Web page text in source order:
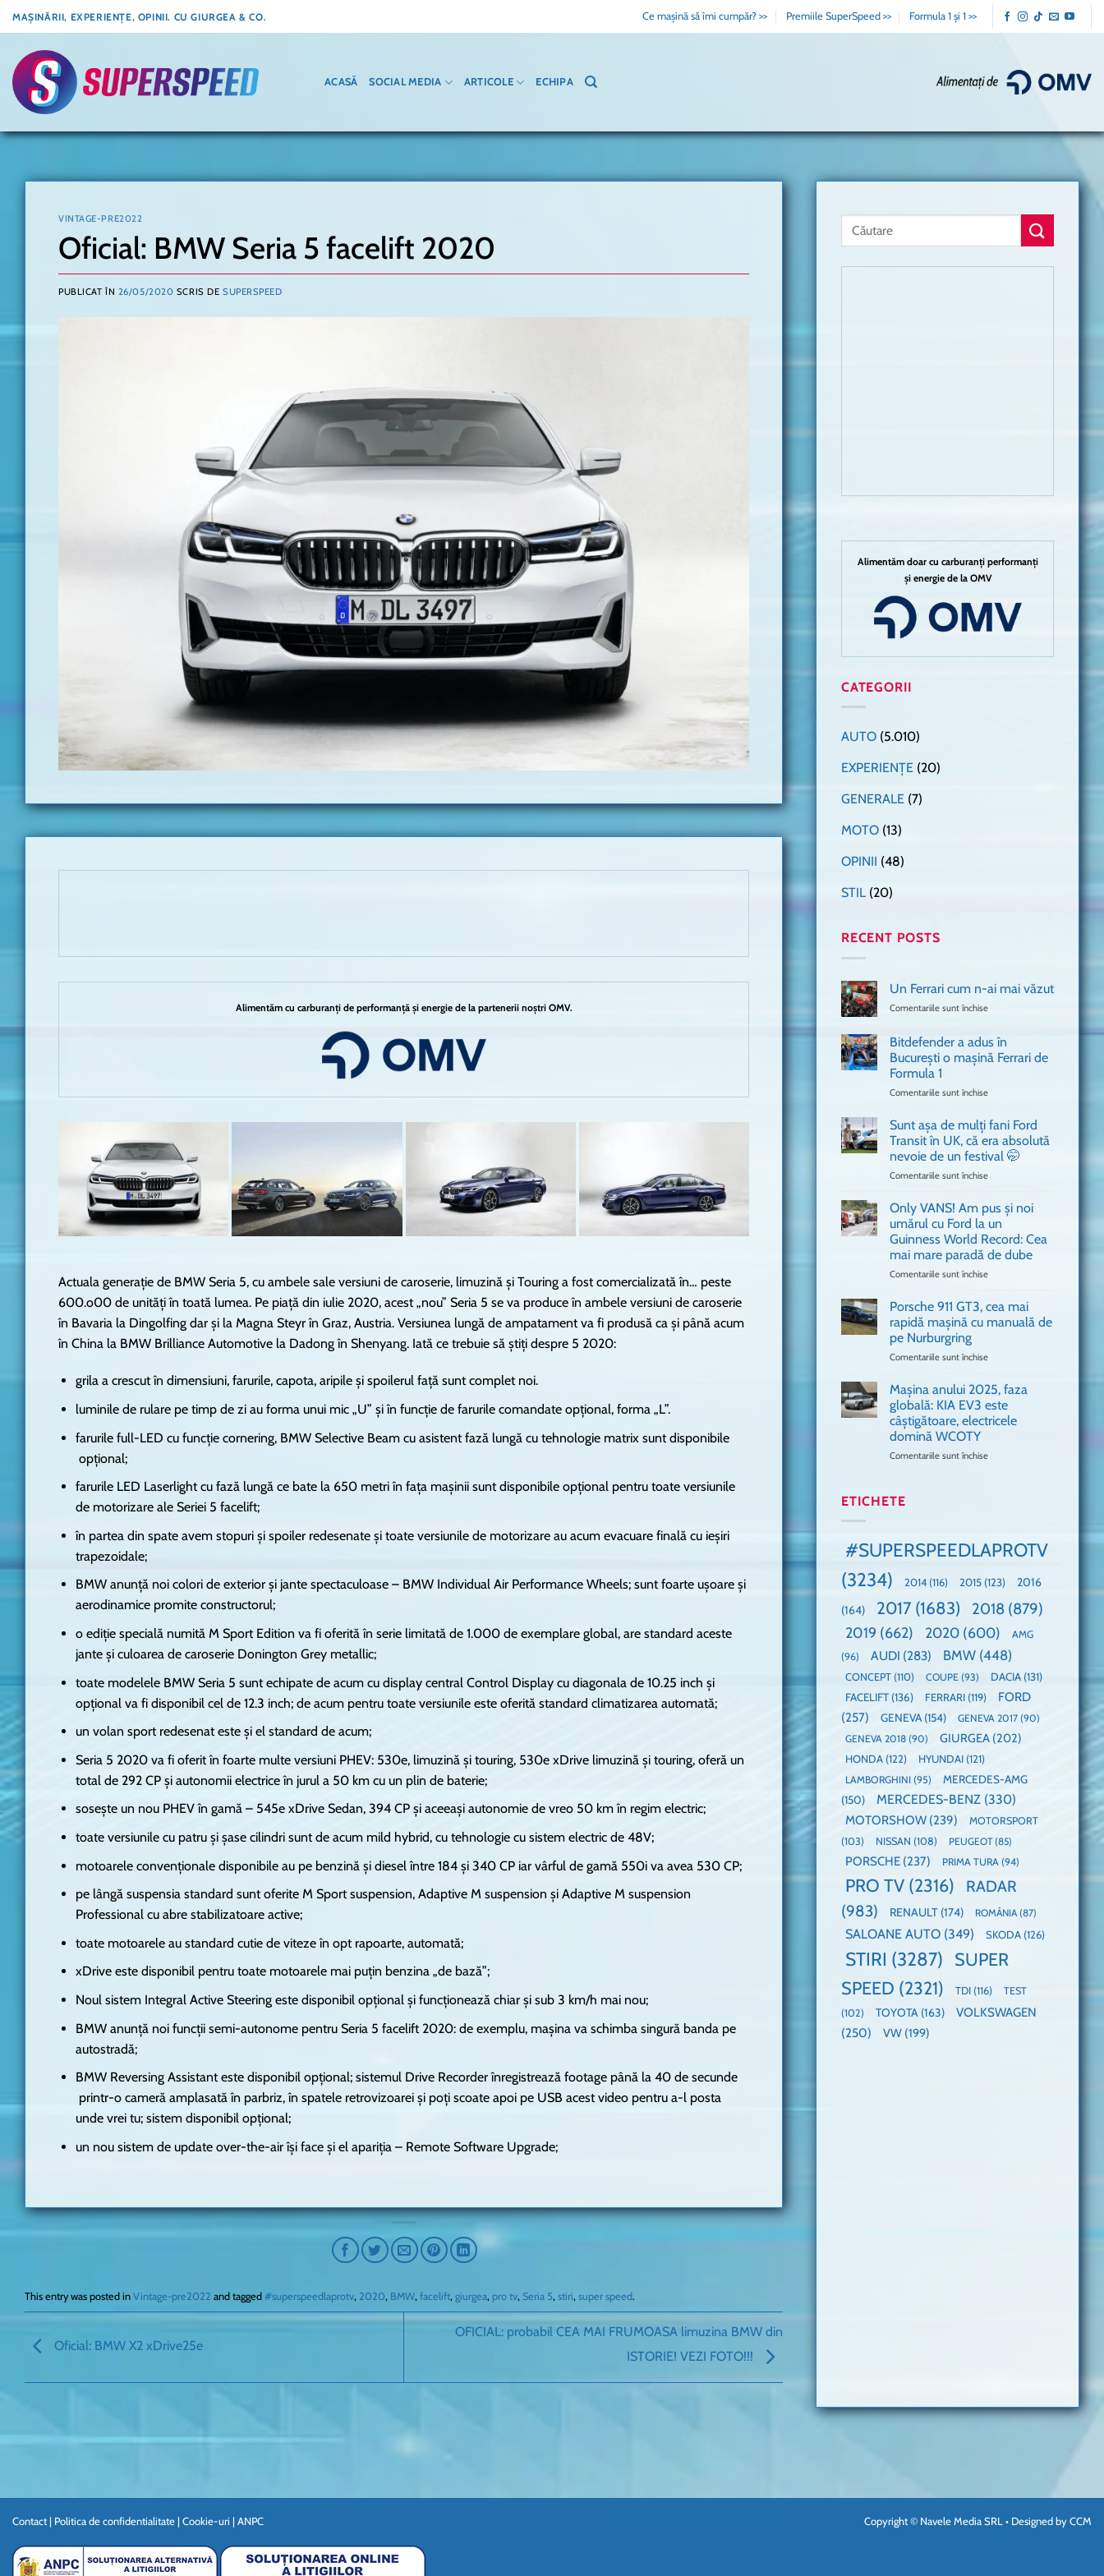
Skip
to
content
MAȘINĂRII, EXPERIENȚE, OPINII. CU GIURGEA & CO. Ce mașină să îmi cumpăr? >> Premiile SuperSpeed >> Formula 1 și 1 >>
ACASĂ SOCIAL MEDIA ARTICOLE ECHIPA
VINTAGE-PRE2022
Oficial: BMW Seria 5 facelift 2020
PUBLICAT ÎN 26/05/2020 SCRIS DE SUPERSPEED
Alimentăm cu carburanți de performanță și energie de la partenerii noștri OMV.
Actuala generație de BMW Seria 5, cu ambele sale versiuni de caroserie, limuzină și Touring a fost comercializată în… peste
600.o00 de unități în toată lumea. Pe piață din iulie 2020, acest „nou” Seria 5 se va produce în ambele versiuni de caroserie
în Bavaria la Dingolfing dar și la Magna Steyr în Graz, Austria. Versiunea lungă de ampatament va fi produsă ca și până acum
în China la BMW Brilliance Automotive la Dadong în Shenyang. Iată ce trebuie să știți despre 5 2020:
grila a crescut în dimensiuni, farurile, capota, aripile și spoilerul față sunt complet noi.
luminile de rulare pe timp de zi au forma unui mic „U” și în funcție de farurile comandate opțional, forma „L”.
farurile full-LED cu funcție cornering, BMW Selective Beam cu asistent fază lungă cu tehnologie matrix sunt disponibile
opțional;
farurile LED Laserlight cu fază lungă ce bate la 650 metri în fața mașinii sunt disponibile opțional pentru toate versiunile
de motorizare ale Seriei 5 facelift;
în partea din spate avem stopuri și spoiler redesenate și toate versiunile de motorizare au acum evacuare finală cu ieșiri
trapezoidale;
BMW anunță noi colori de exterior și jante spectaculoase – BMW Individual Air Performance Wheels; sunt foarte ușoare și
aerodinamice promite constructorul;
o ediție specială numită M Sport Edition va fi oferită în serie limitată de 1.000 de exemplare global, are standard aceste
jante și culoarea de caroserie Donington Grey metallic;
toate modelele BMW Seria 5 sunt echipate de acum cu display central Control Display cu diagonala de 10.25 inch și
opțional va fi disponibil cel de 12.3 inch; de acum pentru toate versiunile este oferită standard climatizarea automată;
un volan sport redesenat este și el standard de acum;
Seria 5 2020 va fi oferit în foarte multe versiuni PHEV: 530e, limuzină și touring, 530e xDrive limuzină și touring, oferă un
total de 292 CP și autonomii electrice în jurul a 50 km cu un plin de baterie;
sosește un nou PHEV în gamă – 545e xDrive Sedan, 394 CP și aceeași autonomie de vreo 50 km în regim electric;
toate versiunile cu patru și șase cilindri sunt de acum mild hybrid, cu tehnologie cu sistem electric de 48V;
motoarele convenționale disponibile au pe benzină și diesel între 184 și 340 CP iar vârful de gamă 550i va avea 530 CP;
pe lângă suspensia standard sunt oferite M Sport suspension, Adaptive M suspension și Adaptive M suspension
Professional cu abre stabilizatoare active;
toate motoarele au standard cutie de viteze în opt rapoarte, automată;
xDrive este disponibil pentru toate motoarele mai puțin benzina „de bază”;
Noul sistem Integral Active Steering este disponibil opțional și funcționează chiar și sub 3 km/h mai nou;
BMW anunță noi funcții semi-autonome pentru Seria 5 facelift 2020: de exemplu, mașina va schimba singură banda pe
autostradă;
BMW Reversing Assistant este disponibil opțional; sistemul Drive Recorder înregistrează footage până la 40 de secunde
printr-o cameră amplasată în parbriz, în spatele retrovizoarei și poți scoate apoi pe USB acest video pentru a-l posta
unde vrei tu; sistem disponibil opțional;
un nou sistem de update over-the-air își face și el apariția – Remote Software Upgrade;
This entry was posted in Vintage-pre2022 and tagged #superspeedlaprotv, 2020, BMW, facelift, giurgea, pro tv, Seria 5, stiri, super speed.
Oficial: BMW X2 xDrive25e
OFICIAL: probabil CEA MAI FRUMOASA limuzina BMW din
ISTORIE! VEZI FOTO!!!
Alimentăm doar cu carburanți performanți
și energie de la OMV
CATEGORII
AUTO (5.010)
EXPERIENȚE (20)
GENERALE (7)
MOTO (13)
OPINII (48)
STIL (20)
RECENT POSTS
Un Ferrari cum n-ai mai văzut
Comentariile sunt închise
Ferrari
cum
n-
Bitdefender a adus în
București o mașină Ferrari de
Formula 1
Comentariile sunt închise
a
adus
în
București
Ferrari
Formula
1
Sunt așa de mulți fani Ford
Transit în UK, că era absolută
nevoie de un festival 🤭
Comentariile sunt închise
de
mulți
fani
Ford
că
era
un
festival
🤭
Only VANS! Am pus și noi
umărul cu Ford la un
Guinness World Record: Cea
mai mare paradă de dube
Comentariile sunt închise
Am
pus
cu
Ford
la
un
dube
Porsche 911 GT3, cea mai
rapidă mașină cu manuală de
pe Nurburgring
Comentariile sunt închise
911
GT3,
cea
mai
Mașina anului 2025, faza
globală: KIA EV3 este
câștigătoare, electricele
domină WCOTY
Comentariile sunt închise
EV3
câștigătoare,
domină
ETICHETE
#SUPERSPEEDLAPROTV
(3234)
2014 (116) 2015 (123) 2016
(164) 2017 (1683) 2018 (879)
2019 (662) 2020 (600)
AMG
(96)
AUDI (283) BMW (448)
CONCEPT (110) COUPE (93) DACIA (131)
FACELIFT (136) FERRARI (119)
FORD
(257)
GENEVA(154) GENEVA 2017 (90)
GENEVA 2018 (90) GIURGEA (202)
HONDA (122) HYUNDAI (121)
LAMBORGHINI (95)
MERCEDES-AMG
(150)
MERCEDES-BENZ (330)
MOTORSHOW (239)
MOTORSPORT
(103)
NISSAN (108) PEUGEOT(85)
PORSCHE (237) PRIMA TURA (94)
PRO TV (2316)
RADAR
(983)
RENAULT (174) ROMÂNIA(87)
SALOANE AUTO (349) SKODA (126)
STIRI (3287)
SUPER
SPEED (2321) TDI (116)
TEST
(102)
TOYOTA (163)
VOLKSWAGEN
(250)
VW (199)
Contact | Politica de confidentialitate | Cookie-uri | ANPC Copyright © Navele Media SRL • Designed byCCM